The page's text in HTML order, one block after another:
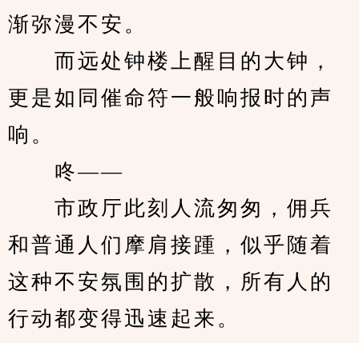
渐弥漫不安。
而远处钟楼上醒目的大钟，
更是如同催命符一般响报时的声
响。
咚——
市政厅此刻人流匆匆，佣兵
和普通人们摩肩接踵，似乎随着
这种不安氛围的扩散，所有人的
行动都变得迅速起来。